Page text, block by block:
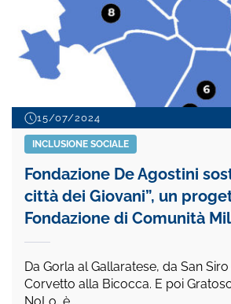
15/07/2024
INCLUSIONE SOCIALE
Fondazione De Agostini
città dei Giovani”, un
Fondazione di Comunità
Da Gorla al Gallaratese, da San
Corvetto alla Bicocca. E poi